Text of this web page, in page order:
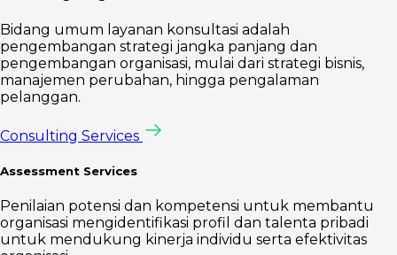
Bidang umum layanan konsultasi adalah
pengembangan strategi jangka panjang dan
pengembangan organisasi, mulai dari strategi bisnis,
manajemen perubahan, hingga pengalaman
pelanggan.
Consulting Services
Assessment Services
Penilaian potensi dan kompetensi untuk membantu
organisasi mengidentifikasi profil dan talenta pribadi
untuk mendukung kinerja individu serta efektivitas